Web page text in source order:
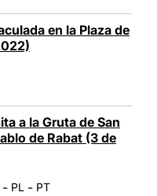
en la Plaza de
a la Gruta de San
de Rabat (3 de
- PL - PT